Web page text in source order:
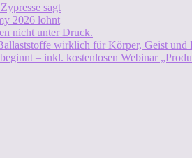
sagt
2026 lohnt
nicht unter Druck.
wirklich für Körper, Geist
– inkl. kostenlosen Webinar